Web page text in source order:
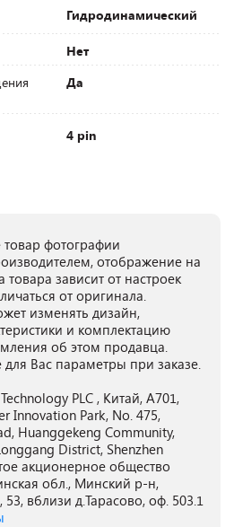
Гидродинамический
Нет
Да
4 pin
фотографии
отображение на
зависит от настроек
от оригинала.
изменять дизайн,
и комплектацию
об этом продавца.
Вас параметры при заказе.
PLC , Китай, A701,
Innovation Park, No. 475,
Huanggekeng Community,
District, Shenzhen
акционерное общество
обл., Минский р-н,
вблизи д.Тарасово, оф. 503.1